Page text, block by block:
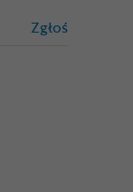
Zgłoś